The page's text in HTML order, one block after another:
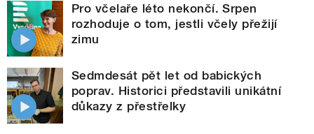
Pro včelaře léto nekončí. Srpen
rozhoduje o tom, jestli včely přežijí
zimu
Sedmdesát pět let od babických
poprav. Historici představili unikátní
důkazy z přestřelky